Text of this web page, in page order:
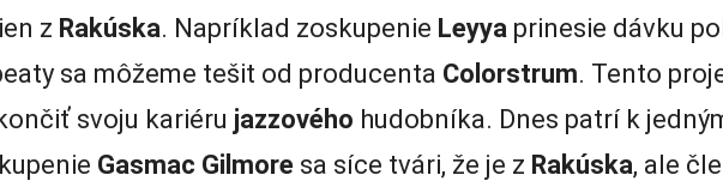
z Rakúska. Napríklad zoskupenie Leyya prinesie dávku
sa môžeme tešit od producenta Colorstrum. Tento
svoju kariéru jazzového hudobníka. Dnes patrí k
Gasmac Gilmore sa síce tvári, že je z Rakúska, ale